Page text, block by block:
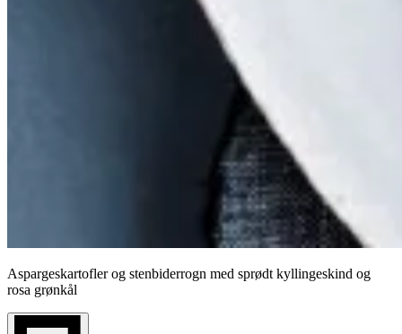
Aspargeskartofler og stenbiderrogn med sprødt kyllingeskind og
rosa grønkål